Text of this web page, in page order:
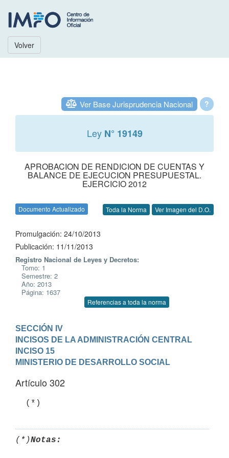
Volver
?
Ver Base Jurisprudencia Nacional
Ley N° 19149
APROBACION DE RENDICION DE CUENTAS Y
BALANCE DE EJECUCION PRESUPUESTAL.
EJERCICIO 2012
Documento Actualizado Toda la Norma Ver Imagen del D.O.
Promulgación: 24/10/2013
Publicación: 11/11/2013
Registro Nacional de Leyes y Decretos:
Tomo: 1
Semestre: 2
Año: 2013
Página: 1637
Referencias a toda la norma
SECCIÓN IV
INCISOS DE LA ADMINISTRACIÓN CENTRAL
INCISO 15
MINISTERIO DE DESARROLLO SOCIAL
Artículo 302
  (*)
(*)Notas: